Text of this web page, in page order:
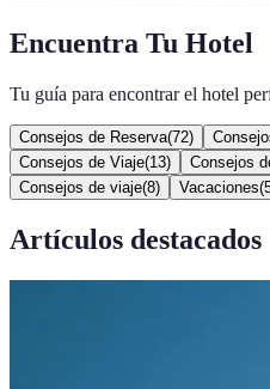
Encuentra Tu Hotel
Tu guía para encontrar el hotel
Consejos de Reserva(72)
Consejos de Viaje(13) Consejos
Consejos de viaje(8) Vacaciones(
Artículos destacados